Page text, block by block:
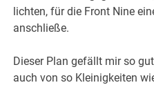
lichten, für die Front Nine
anschließe.
Dieser Plan gefällt mir so
auch von so Kleinigkeiten